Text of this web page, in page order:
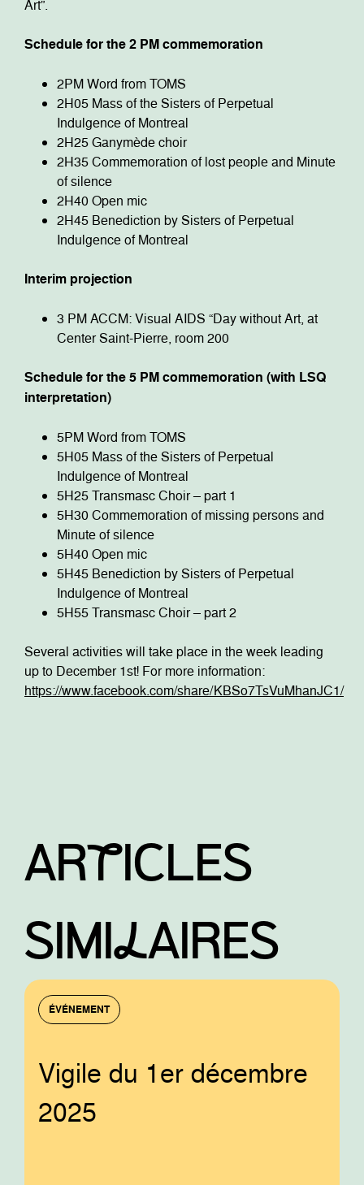
Art”.
Schedule for the 2 PM commemoration
2PM Word from TOMS
2H05 Mass of the Sisters of Perpetual
Indulgence of Montreal
2H25 Ganymède choir
2H35 Commemoration of lost people and Minute
of silence
2H40 Open mic
2H45 Benediction by Sisters of Perpetual
Indulgence of Montreal
Interim projection
3 PM ACCM: Visual AIDS “Day without Art, at
Center Saint-Pierre, room 200
Schedule for the 5 PM commemoration (with LSQ
interpretation)
5PM Word from TOMS
5H05 Mass of the Sisters of Perpetual
Indulgence of Montreal
5H25 Transmasc Choir – part 1
5H30 Commemoration of missing persons and
Minute of silence
5H40 Open mic
5H45 Benediction by Sisters of Perpetual
Indulgence of Montreal
5H55 Transmasc Choir – part 2
Several activities will take place in the week leading
up to December 1st! For more information:
https://www.facebook.com/share/KBSo7TsVuMhanJC1/
ARtICLES
SIMIlAIRES
ÉVÉNEMENT
Vigile du 1er décembre
2025